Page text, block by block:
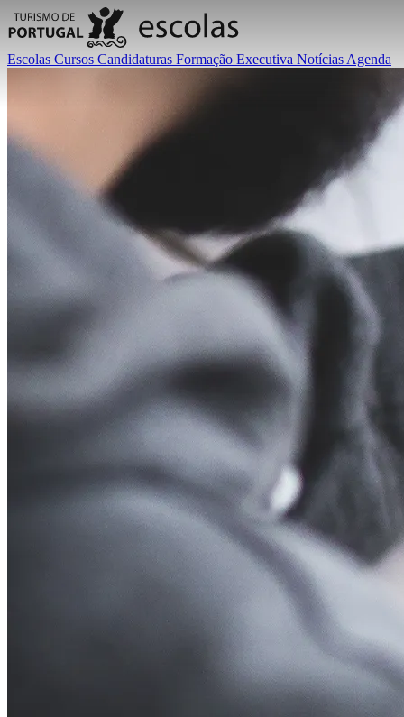
Escolas Cursos Candidaturas Formação Executiva Notícias Agenda